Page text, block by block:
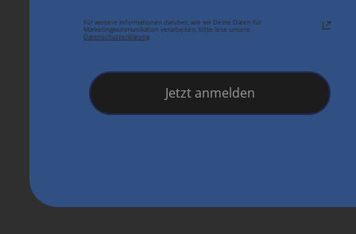
Für weitere Informationen darüber, wie wir Deine Daten für
Marketingkommunikation verarbeiten, bitte lese unsere
Datenschutzerklärung
Jetzt anmelden